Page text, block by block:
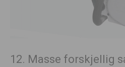
12. Masse forskjellig